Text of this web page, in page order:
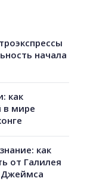
начала
как
в мире
как
от Галилея
Джеймса